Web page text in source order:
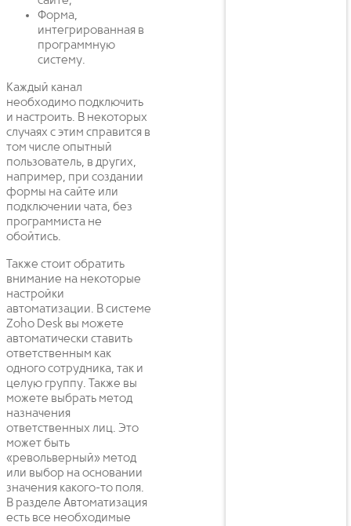
Форма,
интегрированная в
программную
систему.
Каждый канал
необходимо подключить
и настроить. В некоторых
случаях с этим справится в
том числе опытный
пользователь, в других,
например, при создании
формы на сайте или
подключении чата, без
программиста не
обойтись.
Также стоит обратить
внимание на некоторые
настройки
автоматизации. В системе
Zoho Desk вы можете
автоматически ставить
ответственным как
одного сотрудника, так и
целую группу. Также вы
можете выбрать метод
назначения
ответственных лиц. Это
может быть
«револьверный» метод
или выбор на основании
значения какого-то поля.
В разделе Автоматизация
есть все необходимые